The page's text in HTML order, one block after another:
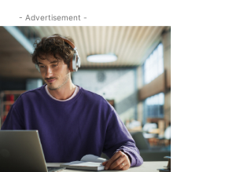
- Advertisement -